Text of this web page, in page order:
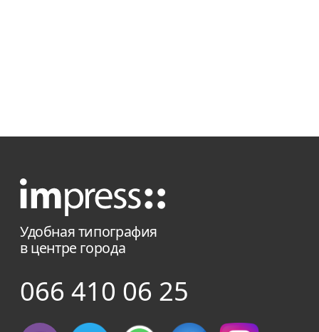
Удобная типография
в центре города
066 410 06 25